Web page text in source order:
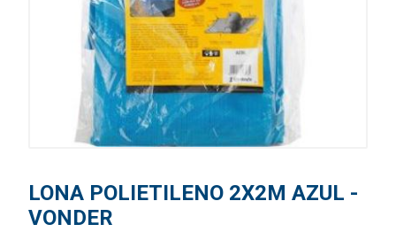
LONA POLIETILENO 2X2M AZUL -
VONDER